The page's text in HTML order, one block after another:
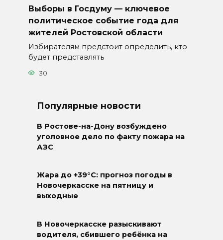
Выборы в Госдуму — ключевое
политическое событие года для
жителей Ростовской области
Избирателям предстоит определить, кто
будет представлять
30
Популярные новости
В Ростове-на-Дону возбуждено
уголовное дело по факту пожара на
АЗС
Жара до +39°C: прогноз погоды в
Новочеркасске на пятницу и
выходные
В Новочеркасске разыскивают
водителя, сбившего ребёнка на